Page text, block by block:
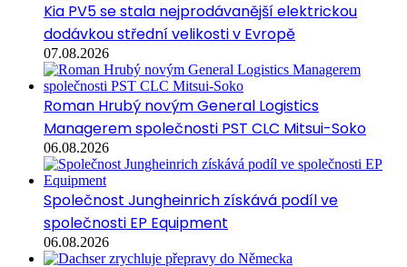
Kia PV5 se stala nejprodávanější elektrickou
dodávkou střední velikosti v Evropě
07.08.2026
Roman Hrubý novým General Logistics
Managerem společnosti PST CLC Mitsui-Soko
06.08.2026
Společnost Jungheinrich získává podíl ve
společnosti EP Equipment
06.08.2026